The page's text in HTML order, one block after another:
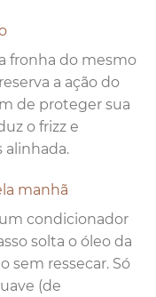
fronha do mesmo
a ação do
de proteger sua
o frizz e
alinhada.
manhã
condicionador
solta o óleo da
sem ressecar. Só
(de